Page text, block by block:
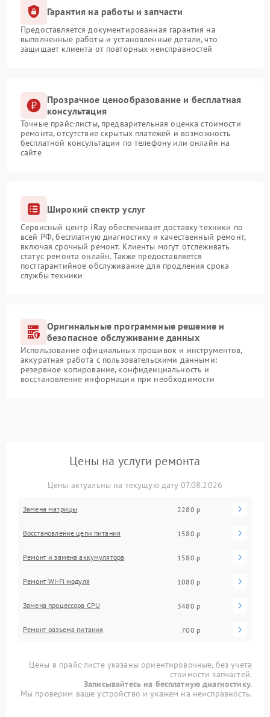
Гарантия на работы и запчасти
Предоставляется документированная гарантия на
выполненные работы и установленные детали, что
защищает клиента от повторных неисправностей
Прозрачное ценообразование и бесплатная
консультация
Точные прайс-листы, предварительная оценка стоимости
ремонта, отсутствие скрытых платежей и возможность
бесплатной консультации по телефону или онлайн на
сайте
Широкий спектр услуг
Сервисный центр iRay обеспечивает доставку техники по
всей РФ, бесплатную диагностику и качественный ремонт,
включая срочный ремонт. Клиенты могут отслеживать
статус ремонта онлайн. Также предоставляется
постгарантийное обслуживание для продления срока
службы техники
Оригинальные программные решение и
безопасное обслуживание данных
Использование официальных прошивок и инструментов,
аккуратная работа с пользовательскими данными:
резервное копирование, конфиденциальность и
восстановление информации при необходимости
Цены на услуги ремонта
Цены актуальны на текущую дату 07.08.2026
Замена матрицы 2280 р
Восстановление цепи питания 1580 р
Ремонт и замена аккумулятора 1580 р
Ремонт Wi-Fi модуля 1080 р
Замена процессора CPU 3480 р
Ремонт разъема питания 700 р
Цены в прайс-листе указаны ориентировочные, без учета
стоимости запчастей.
Записывайтесь на бесплатную диагностику.
Мы проверим ваше устройство и укажем на неисправность.